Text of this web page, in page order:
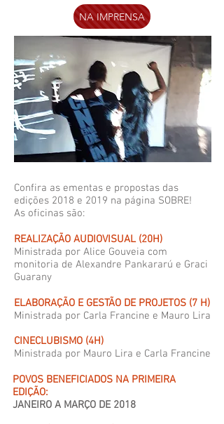
Confira as ementas e propostas das
edições 2018 e 2019 na página SOBRE!
As oficinas são:
REALIZAÇÃO AUDIOVISUAL (20H)
Ministrada por Alice Gouveia com
monitoria de Alexandre Pankararú e Graci
Guarany
ELABORAÇÃO E GESTÃO DE PROJETOS (7 H)
Ministrada por Carla Francine e Mauro Lira
CINECLUBISMO (4H)
Ministrada por Mauro Lira e Carla Francine
POVOS BENEFICIADOS NA PRIMEIRA
EDIÇÃO:
JANEIRO A MARÇO DE 2018
NA IMPRENSA